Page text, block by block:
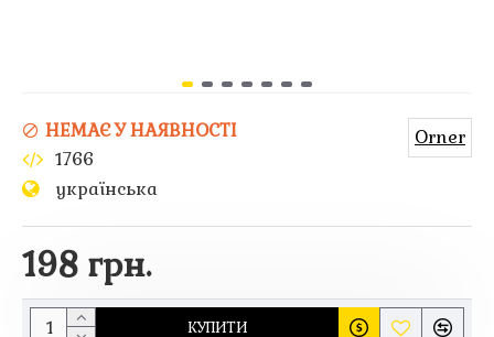
198 грн.
НЕМАЄ У НАЯВНОСТІ
1766
українська
Orner
КУПИТИ